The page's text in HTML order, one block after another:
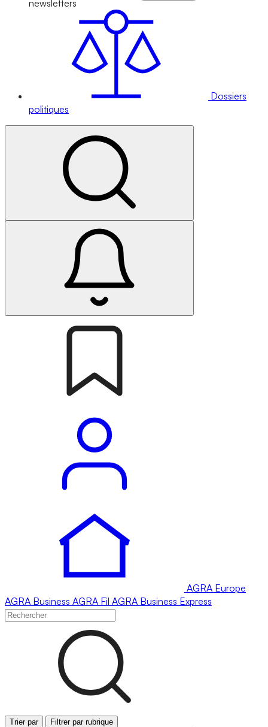
newsletters
Dossiers
politiques
AGRA Europe
AGRA Business AGRA Fil AGRA Business Express
Trier par Filtrer par rubrique